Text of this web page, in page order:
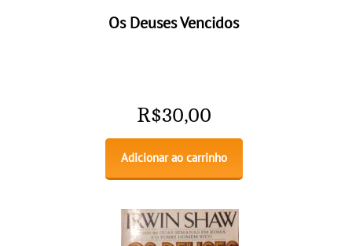
Os Deuses Vencidos
R$30,00
Adicionar ao carrinho